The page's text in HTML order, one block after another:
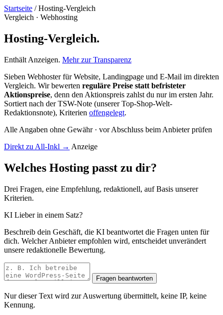
Startseite / Hosting-Vergleich
Vergleich · Webhosting
Hosting-Vergleich.
Enthält Anzeigen. Mehr zur Transparenz
Sieben Webhoster für Website, Landingpage und E-Mail im direkten
Vergleich. Wir bewerten reguläre Preise statt befristeter
Aktionspreise, denn den Aktionspreis zahlst du nur im ersten Jahr.
Sortiert nach der TSW-Note (unserer Top-Shop-Welt-
Redaktionsnote), Kriterien offengelegt.
Alle Angaben ohne Gewähr · vor Abschluss beim Anbieter prüfen
Direkt zu All-Inkl → Anzeige
Welches Hosting passt zu dir?
Drei Fragen, eine Empfehlung, redaktionell, auf Basis unserer
Kriterien.
KI Lieber in einem Satz?
Beschreib dein Geschäft, die KI beantwortet die Fragen unten für
dich. Welcher Anbieter empfohlen wird, entscheidet unverändert
unsere redaktionelle Bewertung.
Fragen beantworten
Nur dieser Text wird zur Auswertung übermittelt, keine IP, keine
Kennung.